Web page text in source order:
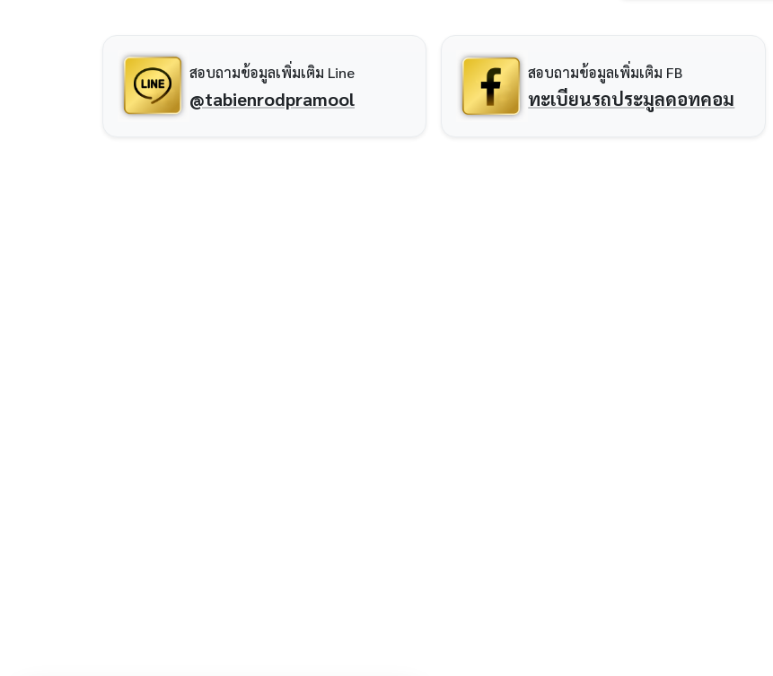
สอบถามข้อมูลเพิ่มเติม Line
@tabienrodpramool
สอบถามข้อมูลเพิ่มเติม FB
ทะเบียนรถประมูลดอทคอม